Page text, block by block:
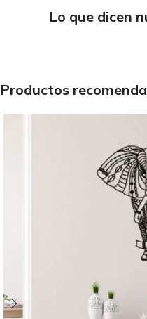
Lo que dicen
Productos